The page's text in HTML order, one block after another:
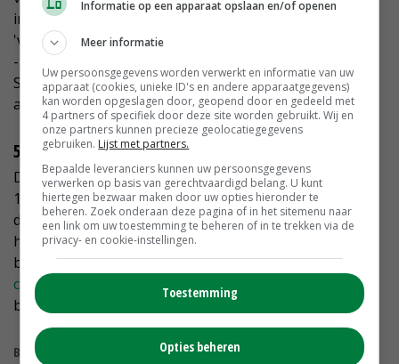
in de agrarische sector. De conjunctuurindex
'vooruitkijkend' staat in het tweede kwartaal nog op
-17 punten en dat is een zeer sombere verwachting.
Sinds de start van deze enquête in 2013 was de index
alleen het eerste kwartaal van dit jaar lager.
548 bedrijven
De enquête is verstuurd op 1 juli en het panel kon tot
19 juli zijn mening geven. Er hebben 548 bedrijven
deelgenomen. In de enquête wordt niet gevraagd naar
het motief van de gegeven antwoorden. Deze wordt
beïnvloed door een aantal factoren, zoals de
coronacrisis
, weersomstandigheden, handelsbarrières,
beleid of de eigen bedrijfssituatie.
Bekijk meer over:
Informatie op een apparaat opslaan en/of openen
Meer informatie
Uw persoonsgegevens worden verwerkt en informatie van uw
apparaat (cookies, unieke ID's en andere apparaatgegevens)
kan worden opgeslagen door, geopend door en gedeeld met
4 partners of specifiek door deze site worden gebruikt. Wij en
onze partners kunnen precieze geolocatiegegevens
gebruiken. Lijst met partners.
Bepaalde leveranciers kunnen uw persoonsgegevens
verwerken op basis van gerechtvaardigd belang. U kunt
hiertegen bezwaar maken door uw opties hieronder te
beheren. Zoek onderaan deze pagina of in het sitemenu naar
een link om uw toestemming te beheren of in te trekken via de
privacy- en cookie-instellingen.
Toestemming
Opties beheren